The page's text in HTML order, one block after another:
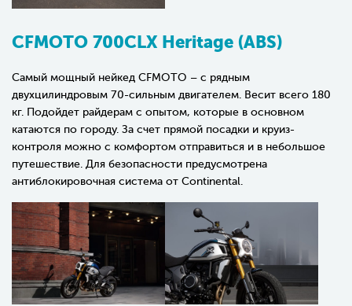
CFMOTO 700CLX Heritage (ABS)
Самый мощный нейкед CFMOTO – с рядным
двухцилиндровым 70-сильным двигателем. Весит всего 180
кг. Подойдет райдерам с опытом, которые в основном
катаются по городу. За счет прямой посадки и круиз-
контроля можно с комфортом отправиться и в небольшое
путешествие. Для безопасности предусмотрена
антиблокировочная система от Continental.